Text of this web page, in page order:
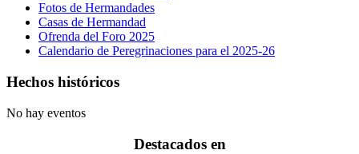
Fotos de Hermandades
Casas de Hermandad
Ofrenda del Foro 2025
Calendario de Peregrinaciones para el 2025-26
Hechos históricos
No hay eventos
Destacados en